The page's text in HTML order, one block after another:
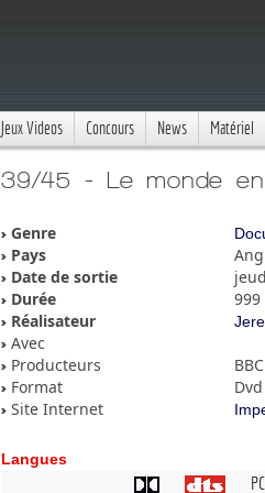
Jeux Videos Concours News Matériel
39/45 - Le monde en
Genre
Pays
Date de sortie
Durée
Réalisateur
Avec
Producteurs
BBC
Format
Site Internet
Langues